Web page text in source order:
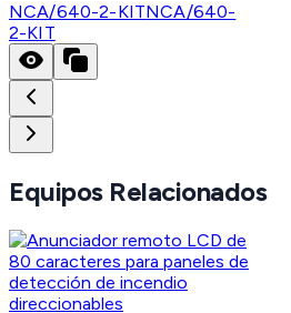
NCA/640-2-KITNCA/640-
2-KIT
Equipos Relacionados